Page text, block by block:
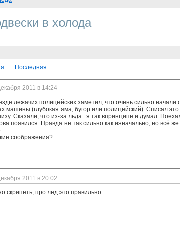
в холода
Последняя
2011 в 14:24
лежачих полицейских заметил, что очень сильно
машины (глубокая яма, бугор или полицейский). Списал
Сказали, что из-за льда.. я так впринципе и думал.
появился. Правда не так сильно как изначально, но
соображения?
2011 в 20:02
скрипеть, про лед это правильно.